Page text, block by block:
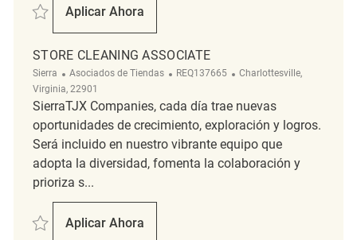
Salvar Store Cleaning Associate REQ143056
Aplicar Ahora
Store Cleaning Associate
STORE CLEANING ASSOCIATE
Sierra Categoría
Asociados de Tiendas ReqId
REQ137665 Ubicación
Charlottesville,
Virginia, 22901
SierraTJX Companies, cada día trae nuevas
oportunidades de crecimiento, exploración y logros.
Será incluido en nuestro vibrante equipo que
adopta la diversidad, fomenta la colaboración y
prioriza s...
Salvar Store Cleaning Associate REQ137665
Aplicar Ahora
Store Cleaning Associate